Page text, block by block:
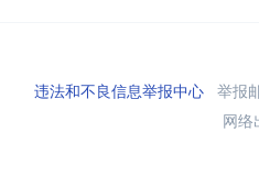
违法和不良信息举报中心举报
网